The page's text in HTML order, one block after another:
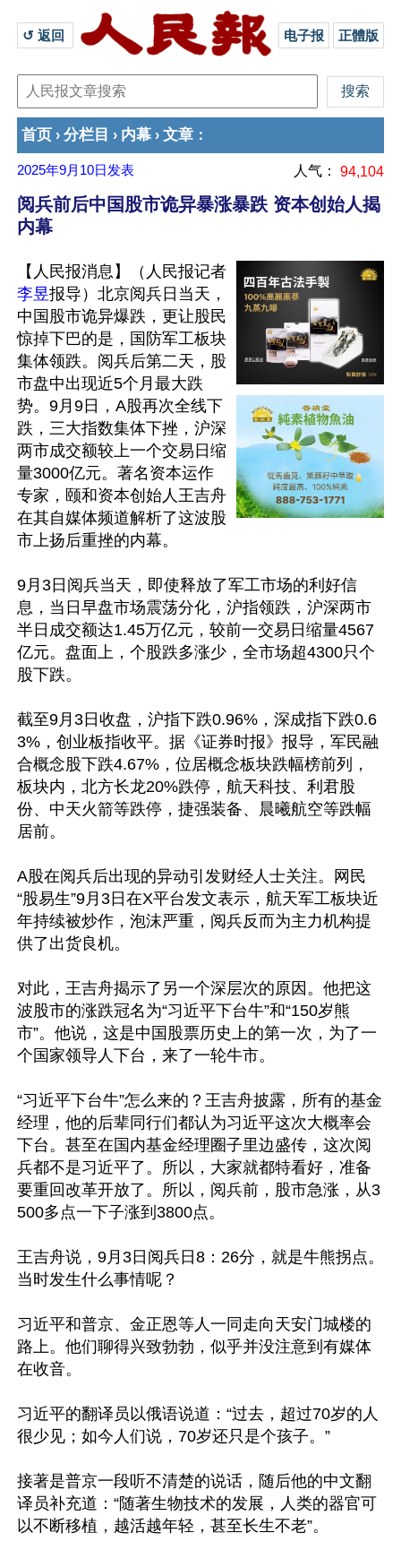
↺ 返回 电子报 正體版
首页 › 分栏目 › 内幕 › 文章 ：
2025年9月10日 发表 人气： 94,104
阅兵前后中国股市诡异暴涨暴跌 资本创始人揭
内幕
【人民报消息】（人民报记者
李昱报导）北京阅兵日当天，
中国股市诡异爆跌，更让股民
惊掉下巴的是，国防军工板块
集体领跌。阅兵后第二天，股
市盘中出现近5个月最大跌
势。9月9日，A股再次全线下
跌，三大指数集体下挫，沪深
两市成交额较上一个交易日缩
量3000亿元。著名资本运作
专家，颐和资本创始人王吉舟
在其自媒体频道解析了这波股
市上扬后重挫的内幕。
9月3日阅兵当天，即使释放了军工市场的利好信
息，当日早盘市场震荡分化，沪指领跌，沪深两市
半日成交额达1.45万亿元，较前一交易日缩量4567
亿元。盘面上，个股跌多涨少，全市场超4300只个
股下跌。
截至9月3日收盘，沪指下跌0.96%，深成指下跌0.6
3%，创业板指收平。据《证券时报》报导，军民融
合概念股下跌4.67%，位居概念板块跌幅榜前列，
板块内，北方长龙20%跌停，航天科技、利君股
份、中天火箭等跌停，捷强装备、晨曦航空等跌幅
居前。
A股在阅兵后出现的异动引发财经人士关注。网民
“股易生”9月3日在X平台发文表示，航天军工板块近
年持续被炒作，泡沫严重，阅兵反而为主力机构提
供了出货良机。
对此，王吉舟揭示了另一个深层次的原因。他把这
波股市的涨跌冠名为“习近平下台牛”和“150岁熊
市”。他说，这是中国股票历史上的第一次，为了一
个国家领导人下台，来了一轮牛市。
“习近平下台牛”怎么来的？王吉舟披露，所有的基金
经理，他的后辈同行们都认为习近平这次大概率会
下台。甚至在国内基金经理圈子里边盛传，这次阅
兵都不是习近平了。所以，大家就都特看好，准备
要重回改革开放了。所以，阅兵前，股市急涨，从3
500多点一下子涨到3800点。
王吉舟说，9月3日阅兵日8：26分，就是牛熊拐点。
当时发生什么事情呢？
习近平和普京、金正恩等人一同走向天安门城楼的
路上。他们聊得兴致勃勃，似乎并没注意到有媒体
在收音。
习近平的翻译员以俄语说道：“过去，超过70岁的人
很少见；如今人们说，70岁还只是个孩子。”
接著是普京一段听不清楚的说话，随后他的中文翻
译员补充道：“随著生物技术的发展，人类的器官可
以不断移植，越活越年轻，甚至长生不老”。